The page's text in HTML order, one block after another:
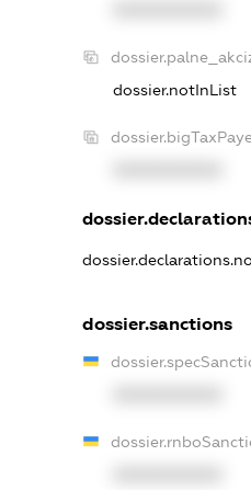
dossier.notInList
dossier.sanctions